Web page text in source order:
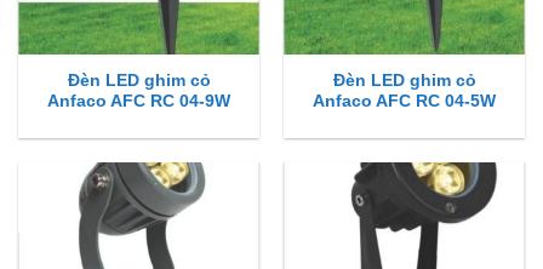
Đèn LED ghim cỏ
Anfaco AFC RC 04-9W
Đèn LED ghim cỏ
Anfaco AFC RC 04-5W